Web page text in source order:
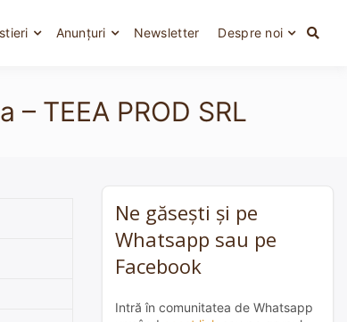
Anunțuri Newsletter Despre noi
TEEA PROD SRL
Ne găsești și pe
Whatsapp sau pe
Facebook
Intră în comunitatea de Whatsapp